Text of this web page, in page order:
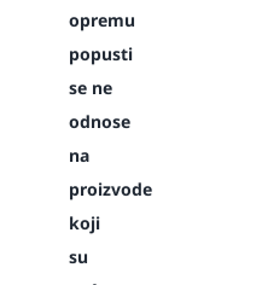
opremu
popusti
se ne
odnose
na
proizvode
koji
su